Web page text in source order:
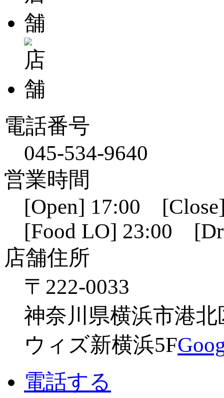
電話番号
045-534-9640
営業時間
[Open] 17:00
[Food LO] 23:00
店舗住所
〒222-0033
神奈川県横浜市港北
ウィズ新横浜5F
電話する